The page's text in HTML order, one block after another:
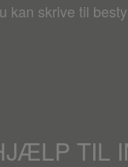
kan skrive til
TIL